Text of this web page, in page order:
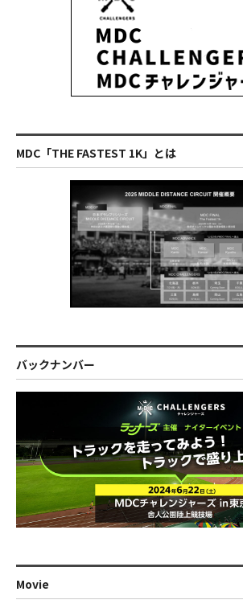
MDC「THE FASTEST 1K」とは
バックナンバー
Movie